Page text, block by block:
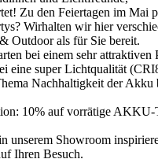
Zu den Feiertagen im Mai
Wirhalten wir hier
Outdoor als für Sie bereit.
bei einem sehr attraktiven
eine super Lichtqualität
Nachhaltigkeit der Akku
10% auf vorrätige
unserem Showroom
Ihren Besuch.